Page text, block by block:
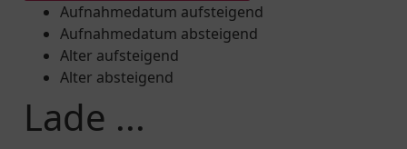
Aufnahmedatum aufsteigend
Aufnahmedatum absteigend
Alter aufsteigend
Alter absteigend
Lade ...